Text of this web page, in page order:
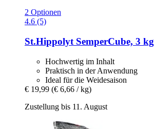
2 Optionen
4.6 (5)
St.Hippolyt SemperCube, 3 kg
Hochwertig im Inhalt
Praktisch in der Anwendung
Ideal für die Weidesaison
€ 19,99 (€ 6,66 / kg)
Zustellung bis 11. August